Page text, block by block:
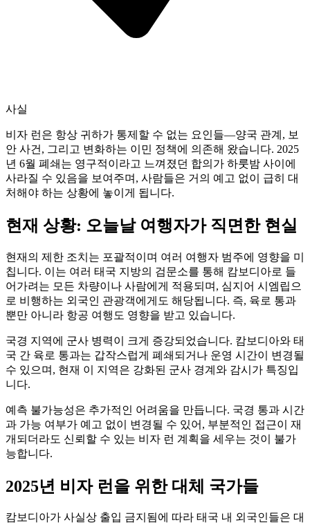
사실
비자 런은 항상 귀하가 통제할 수 없는 요인들—양국 관계, 보
안 사건, 그리고 변화하는 이민 정책에 의존해 왔습니다. 2025
년 6월 폐쇄는 영구적이라고 느껴졌던 합의가 하룻밤 사이에
사라질 수 있음을 보여주며, 사람들은 거의 예고 없이 급히 대
처해야 하는 상황에 놓이게 됩니다.
현재 상황: 오늘날 여행자가 직면한 현실
현재의 제한 조치는 포괄적이며 여러 여행자 범주에 영향을 미
칩니다. 이는 여러 태국 지방의 검문소를 통해 캄보디아로 들
어가려는 모든 차량이나 사람에게 적용되며, 심지어 시엠립으
로 비행하는 외국인 관광객에게도 해당됩니다. 즉, 육로 통과
뿐만 아니라 항공 여행도 영향을 받고 있습니다.
국경 지역에 군사 병력이 크게 증강되었습니다. 캄보디아와 태
국 간 육로 통과는 갑작스럽게 폐쇄되거나 운영 시간이 변경될
수 있으며, 현재 이 지역은 강화된 군사 경계와 감시가 특징입
니다.
예측 불가능성은 추가적인 어려움을 만듭니다. 국경 통과 시간
과 가능 여부가 예고 없이 변경될 수 있어, 부분적인 접근이 재
개되더라도 신뢰할 수 있는 비자 런 계획을 세우는 것이 불가
능합니다.
2025년 비자 런을 위한 대체 국가들
캄보디아가 사실상 출입 금지됨에 따라 태국 내 외국인들은 대